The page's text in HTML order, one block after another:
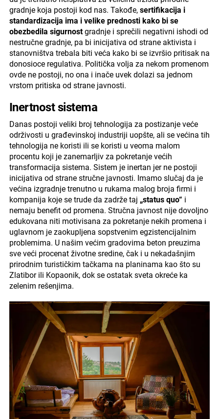
gradnje koja postoji kod nas. Takođe,sertifikacija i
standardizacija ima i velike prednosti kako bi se
obezbedila sigurnostgradnje i sprečili negativni ishodi od
nestručne gradnje, pa bi inicijativa od strane aktivista i
stanovništva trebala biti veća kako bi se izvršio pritisak na
donosioce regulativa. Politička volja za nekom promenom
ovde ne postoji, no ona i inače uvek dolazi sa jednom
vrstom pritiska od strane javnosti.
Inertnost sistema
Danas postoji veliki broj tehnologija za postizanje veće
održivosti u građevinskoj industriji uopšte, ali se većina tih
tehnologija ne koristi ili se koristi u veoma malom
procentu koji je zanemarljiv za pokretanje većih
transformacija sistema. Sistem je inertan jer ne postoji
inicijativa od strane stručne javnosti. Imamo slučaj da je
većina izgradnje trenutno u rukama malog broja firmi i
kompanija koje se trude da zadrže taj „status quo“ i
nemaju benefit od promena. Stručna javnost nije dovoljno
edukovana niti motivisana za pokretanje nekih promena i
uglavnom je zaokupljena sopstvenim egzistencijalnim
problemima. U našim većim gradovima beton preuzima
sve veći procenat životne sredine, čak i u nekadašnjim
prirodnim turističkim tačkama na planinama kao što su
Zlatibor ili Kopaonik, dok se ostatak sveta okreće ka
zelenim rešenjima.